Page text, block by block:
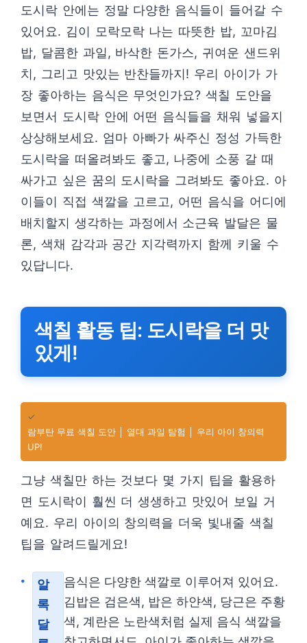
도시락 안에는 정말 다양한 음식들이 들어갈 수
있어요. 김이 모락모락 나는 따뜻한 밥, 꼬마김
밥, 달콤한 과일, 바삭한 돈가스, 귀여운 샌드위
치, 그리고 맛있는 반찬들까지! 우리 아이가 가
장 좋아하는 음식은 무엇인가요? 색칠 도안을
보면서 도시락 안에 어떤 음식들을 채워 넣을지
상상해보세요. 엄마 아빠가 싸주신 정성 가득한
도시락을 떠올려봐도 좋고, 나중에 소풍 갈 때
싸가고 싶은 꿈의 도시락을 그려봐도 좋아요. 아
이들이 직접 색깔을 고르고, 어떤 음식을 어디에
배치할지 생각하는 과정에서 소근육 발달은 물
론, 색채 감각과 공간 지각력까지 함께 키울 수
있답니다.
색칠 활동 팁: 도시락을 더 맛
있게!
✓
람부탄 무료 색칠 도안 │ 열대 과일 탐험 │ 우리 아이 창의력
UP!
그냥 색칠만 하는 것보다 몇 가지 팁을 활용하
면 도시락이 훨씬 더 생생하고 맛있어 보일 거
예요. 우리 아이의 창의력을 더욱 빛내줄 색칠
팁을 알려드릴게요!
알
록
달
음식은 다양한 색깔로 이루어져 있어요.
김밥은 검은색, 밥은 하얀색, 당근은 주황
색, 계란은 노란색처럼 실제 음식 색깔을